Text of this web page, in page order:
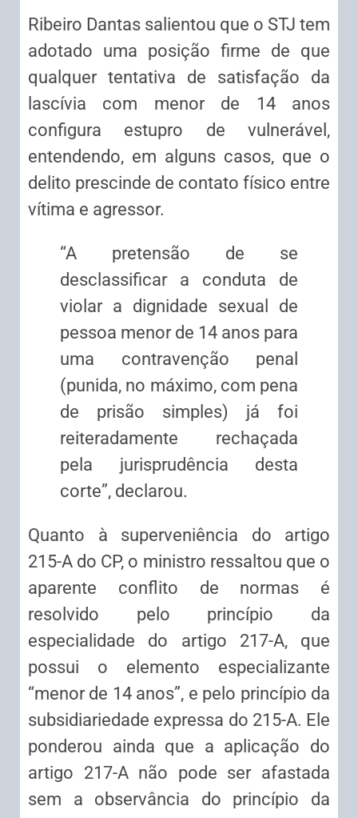
Ribeiro Dantas salientou que o STJ tem
adotado uma posição firme de que
qualquer tentativa de satisfação da
lascívia com menor de 14 anos
configura estupro de vulnerável,
entendendo, em alguns casos, que o
delito prescinde de contato físico entre
vítima e agressor.
“A pretensão de se
desclassificar a conduta de
violar a dignidade sexual de
pessoa menor de 14 anos para
uma contravenção penal
(punida, no máximo, com pena
de prisão simples) já foi
reiteradamente rechaçada
pela jurisprudência desta
corte”, declarou.
Quanto à superveniência do artigo
215-A do CP, o ministro ressaltou que o
aparente conflito de normas é
resolvido pelo princípio da
especialidade do artigo 217-A, que
possui o elemento especializante
“menor de 14 anos”, e pelo princípio da
subsidiariedade expressa do 215-A. Ele
ponderou ainda que a aplicação do
artigo 217-A não pode ser afastada
sem a observância do princípio da